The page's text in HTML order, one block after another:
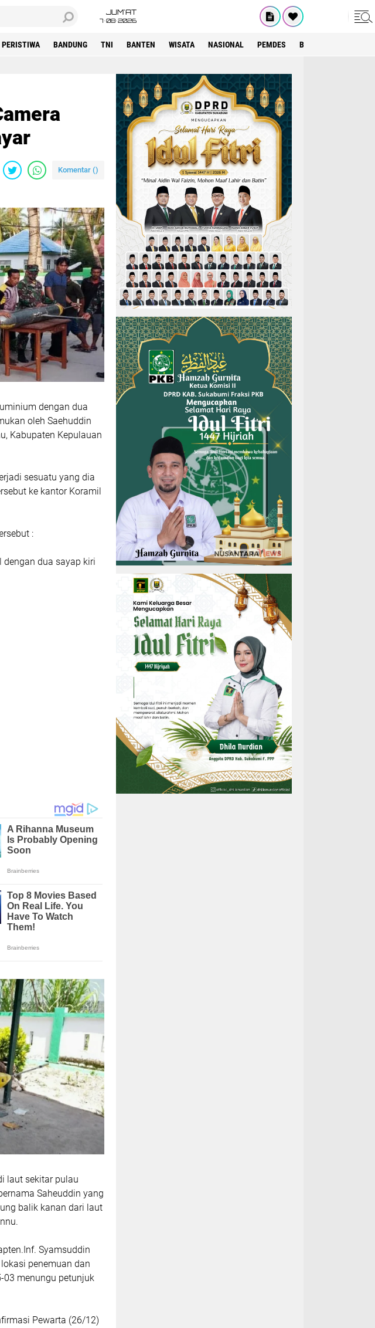
JUM'AT
7•08•2026
PERISTIWA BANDUNG TNI BANTEN WISATA NASIONAL PEMDES BOGOR
Komentar ()
dengan dua
oleh Saehuddin
Kabupaten Kepulauan
sesuatu yang dia
ke kantor Koramil
:
dua sayap kiri
laut sekitar pulau
Saheuddin yang
balik kanan dari laut
Syamsuddin
penemuan dan
03 menungu petunjuk
Pewarta (26/12)